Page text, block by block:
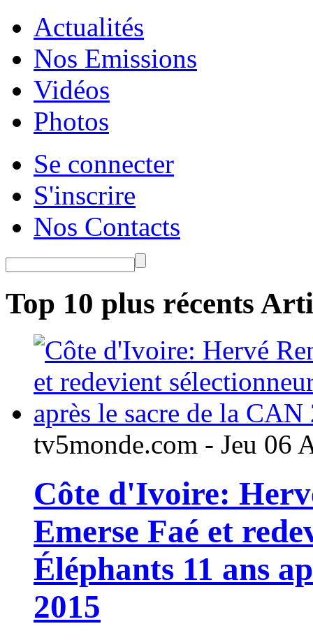
Actualités
Nos Emissions
Vidéos
Photos
Se connecter
S'inscrire
Nos Contacts
Top 10 plus récents
tv5monde.com - Jeu 06
Côte d'Ivoire:
Emerse Faé et
Éléphants 11 ans
2015